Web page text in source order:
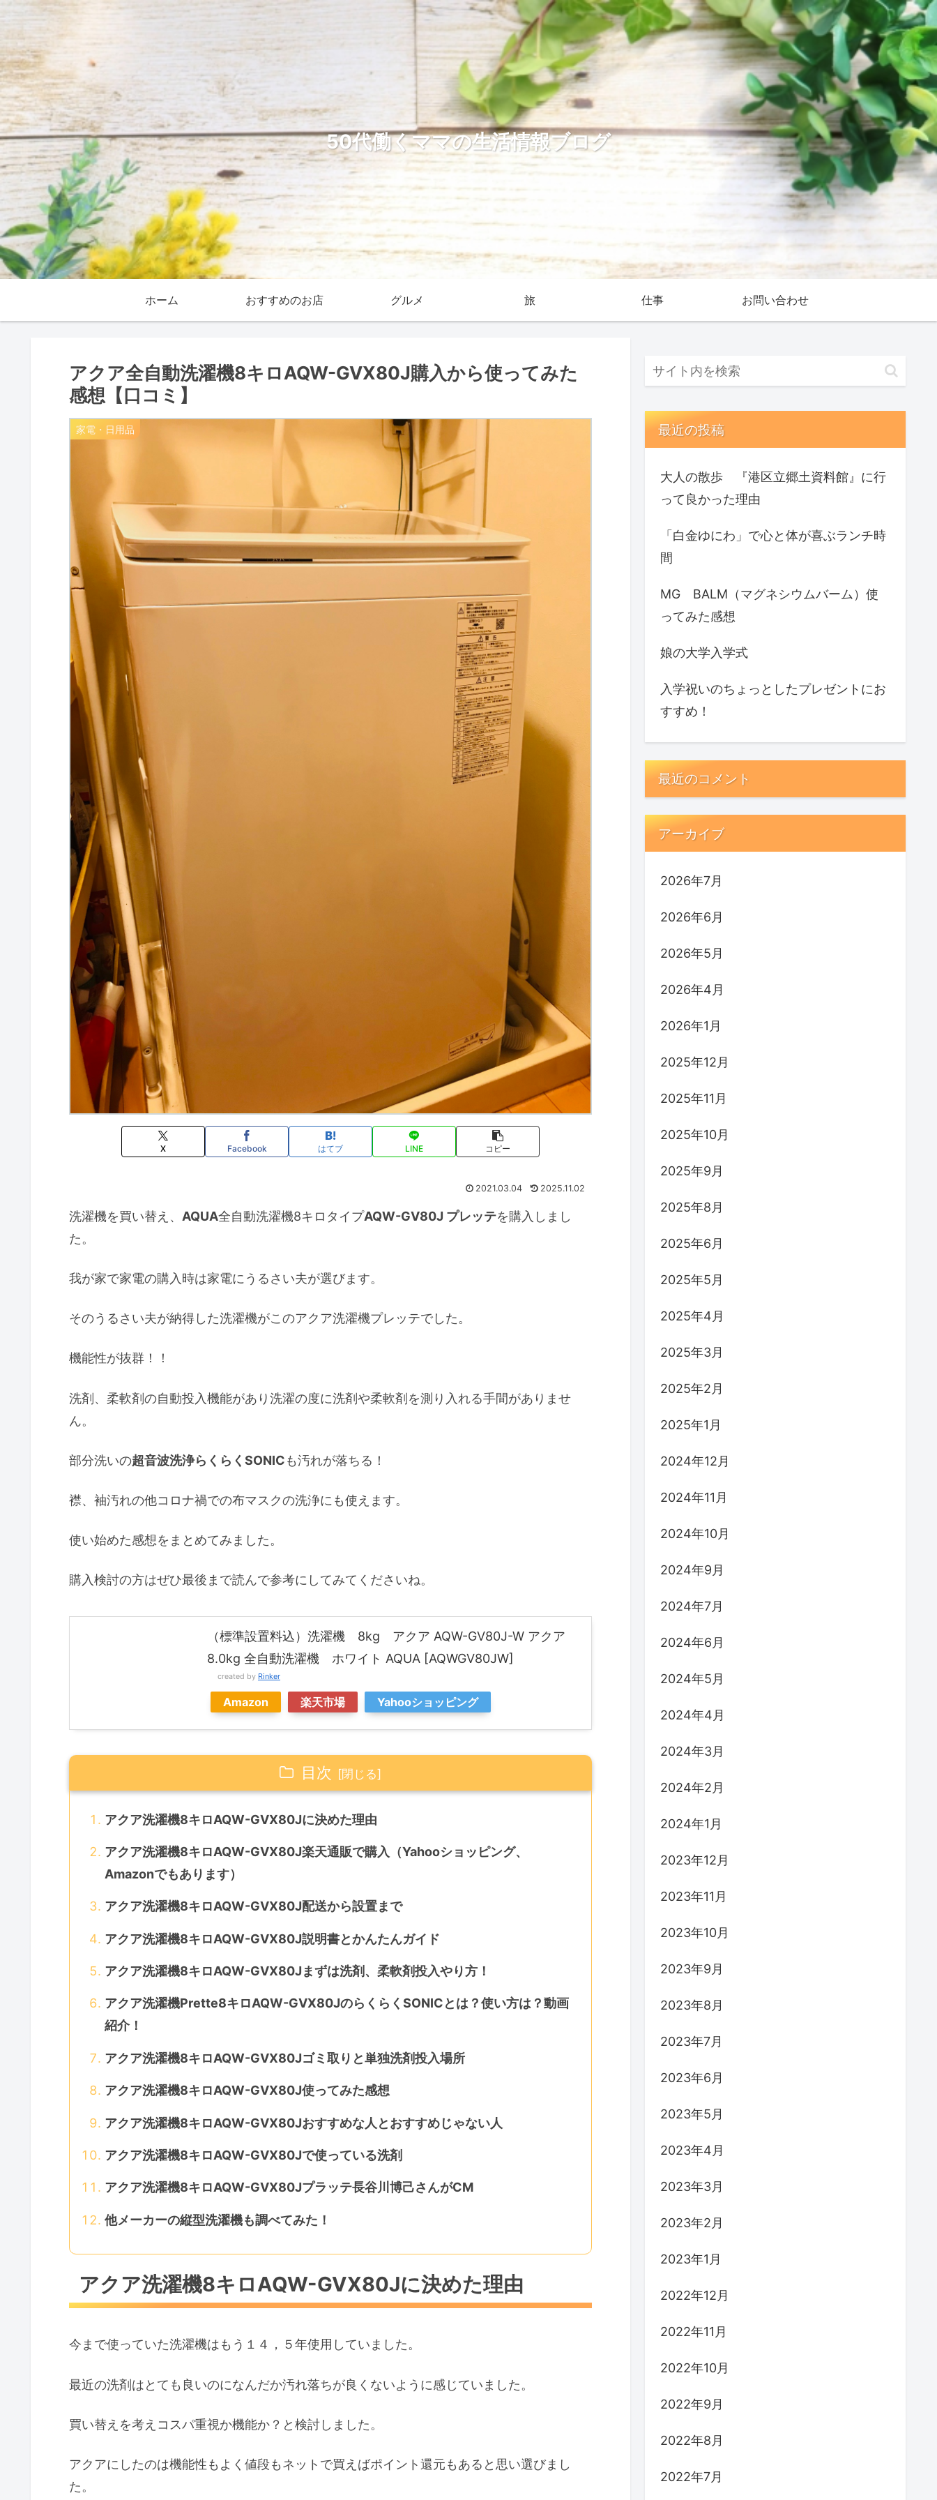
50代働くママの生活情報ブログ
ホーム おすすめのお店 グルメ 旅 仕事 お問い合わせ
アクア全自動洗濯機8キロAQW-GVX80J購入から使ってみた
感想【口コミ】
家電・日用品
X Facebook はてブ LINE コピー
2021.03.04 2025.11.02
洗濯機を買い替え、 AQUA全自動洗濯機8キロタイプAQW-GV80J プレッテを購入しまし
た。
我が家で家電の購入時は家電にうるさい夫が選びます。
そのうるさい夫が納得した洗濯機がこのアクア洗濯機プレッテでした。
機能性が抜群！！
洗剤、柔軟剤の自動投入機能があり洗濯の度に洗剤や柔軟剤を測り入れる手間がありませ
ん。
部分洗いの超音波洗浄らくらくSONICも汚れが落ちる！
襟、袖汚れの他コロナ禍での布マスクの洗浄にも使えます。
使い始めた感想をまとめてみました。
購入検討の方はぜひ最後まで読んで参考にしてみてくださいね。
（標準設置料込）洗濯機 8kg アクア AQW-GV80J-W アクア
8.0kg 全自動洗濯機 ホワイト AQUA [AQWGV80JW]
created by Rinker
Amazon 楽天市場 Yahooショッピング
目次
アクア洗濯機8キロAQW-GVX80Jに決めた理由
アクア洗濯機8キロAQW-GVX80J楽天通販で購入（Yahooショッピング、
Amazonでもあります）
アクア洗濯機8キロAQW-GVX80J配送から設置まで
アクア洗濯機8キロAQW-GVX80J説明書とかんたんガイド
アクア洗濯機8キロAQW-GVX80Jまずは洗剤、柔軟剤投入やり方！
アクア洗濯機Prette8キロAQW-GVX80JのらくらくSONICとは？使い方は？動画
紹介！
アクア洗濯機8キロAQW-GVX80Jゴミ取りと単独洗剤投入場所
アクア洗濯機8キロAQW-GVX80J使ってみた感想
アクア洗濯機8キロAQW-GVX80Jおすすめな人とおすすめじゃない人
アクア洗濯機8キロAQW-GVX80Jで使っている洗剤
アクア洗濯機8キロAQW-GVX80Jプラッテ長谷川博己さんがCM
他メーカーの縦型洗濯機も調べてみた！
アクア洗濯機8キロAQW-GVX80Jに決めた理由
今まで使っていた洗濯機はもう１４，５年使用していました。
最近の洗剤はとても良いのになんだか汚れ落ちが良くないように感じていました。
買い替えを考えコスパ重視か機能か？と検討しました。
アクアにしたのは機能性もよく値段もネットで買えばポイント還元もあると思い選びまし
た。
最近の投稿
大人の散歩 『港区立郷土資料館』に行
って良かった理由
「白金ゆにわ」で心と体が喜ぶランチ時
間
MG BALM（マグネシウムバーム）使
ってみた感想
娘の大学入学式
入学祝いのちょっとしたプレゼントにお
すすめ！
最近のコメント
アーカイブ
2026年7月
2026年6月
2026年5月
2026年4月
2026年1月
2025年12月
2025年11月
2025年10月
2025年9月
2025年8月
2025年6月
2025年5月
2025年4月
2025年3月
2025年2月
2025年1月
2024年12月
2024年11月
2024年10月
2024年9月
2024年7月
2024年6月
2024年5月
2024年4月
2024年3月
2024年2月
2024年1月
2023年12月
2023年11月
2023年10月
2023年9月
2023年8月
2023年7月
2023年6月
2023年5月
2023年4月
2023年3月
2023年2月
2023年1月
2022年12月
2022年11月
2022年10月
2022年9月
2022年8月
2022年7月